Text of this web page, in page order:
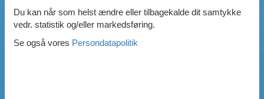
Gode fiskeforhold
Indhegnet område
Aircondition
Du kan når som helst ændre eller tilbagekalde dit samtykke
vedr. statistik og/eller markedsføring.
Se også vores Persondatapolitik